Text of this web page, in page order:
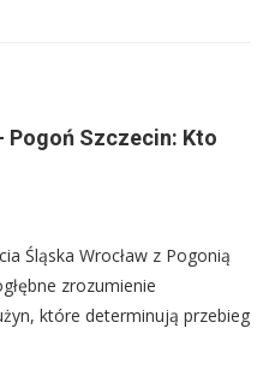
Pogoń Szczecin: Kto
Śląska Wrocław z Pogonią
zrozumienie
które determinują przebieg